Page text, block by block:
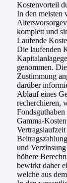
Kostenvorteil
In den meisten
komplett und
Laufende
Die laufenden
genommen.
Zustimmung
darüber
Ablauf eines
recherchieren,
Gamma-
und
höhere
bewirkt daher
welche aus